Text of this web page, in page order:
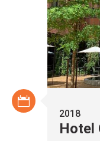
2018
Hotel